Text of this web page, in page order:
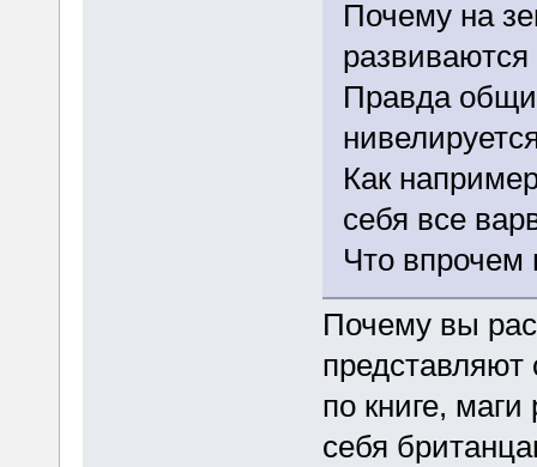
Почему на
Правда
Как
себя все
Что впрочем
Почему вы
представляют
по книге,
себя